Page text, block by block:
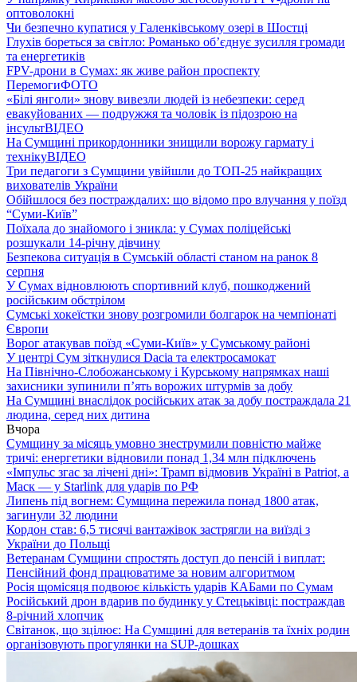
оптоволокні
Чи безпечно купатися у Галенківському озері в Шостці
Глухів бореться за світло: Романько об’єднує зусилля громади
та енергетиків
FPV-дрони в Сумах: як живе район проспекту
ПеремогиФОТО
«Білі янголи» знову вивезли людей із небезпеки: серед
евакуйованих — подружжя та чоловік із підозрою на
інсультВІДЕО
На Сумщині прикордонники знищили ворожу гармату і
технікуВІДЕО
Три педагоги з Сумщини увійшли до ТОП-25 найкращих
вихователів України
Обійшлося без постраждалих: що відомо про влучання у поїзд
“Суми-Київ”
Поїхала до знайомого і зникла: у Сумах поліцейські
розшукали 14-річну дівчину
Безпекова ситуація в Сумській області станом на ранок 8
серпня
У Сумах відновлюють спортивний клуб, пошкоджений
російським обстрілом
Сумські хокеїстки знову розгромили болгарок на чемпіонаті
Європи
Ворог атакував поїзд «Суми-Київ» у Сумському районі
У центрі Сум зіткнулися Dacia та електросамокат
На Північно-Слобожанському і Курському напрямках наші
захисники зупинили п’ять ворожих штурмів за добу
На Сумщині внаслідок російських атак за добу постраждала 21
людина, серед них дитина
Вчора
Сумщину за місяць умовно знеструмили повністю майже
тричі: енергетики відновили понад 1,34 млн підключень
«Імпульс згас за лічені дні»: Трамп відмовив Україні в Patriot, а
Маск — у Starlink для ударів по РФ
Липень під вогнем: Сумщина пережила понад 1800 атак,
загинули 32 людини
Кордон став: 6,5 тисячі вантажівок застрягли на виїзді з
України до Польщі
Ветеранам Сумщини спростять доступ до пенсій і виплат:
Пенсійний фонд працюватиме за новим алгоритмом
Росія щомісяця подвоює кількість ударів КАБами по Сумам
Російський дрон вдарив по будинку у Стецьківці: постраждав
8-річний хлопчик
Світанок, що зцілює: На Сумщині для ветеранів та їхніх родин
організовують прогулянки на SUP-дошках